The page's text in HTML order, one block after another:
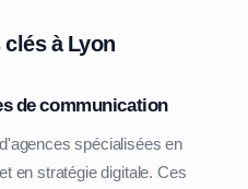
à Lyon
de communication
spécialisées en
en stratégie digitale. Ces